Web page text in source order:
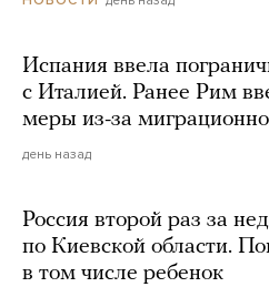
Испания ввела
с Италией. Ранее Рим
меры из-за
день назад
Россия второй раз за
по Киевской области.
в том числе ребенок